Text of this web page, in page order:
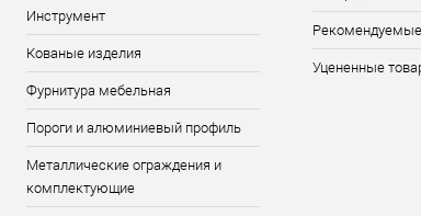
Инструмент
Кованые изделия
Фурнитура мебельная
Пороги и алюминиевый профиль
Металлические ограждения и
комплектующие
Уцененные